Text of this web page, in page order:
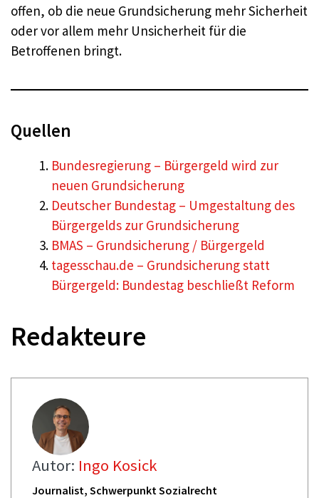
offen, ob die neue Grundsicherung mehr Sicherheit
oder vor allem mehr Unsicherheit für die
Betroffenen bringt.
Quellen
Bundesregierung – Bürgergeld wird zur
neuen Grundsicherung
Deutscher Bundestag – Umgestaltung des
Bürgergelds zur Grundsicherung
BMAS – Grundsicherung / Bürgergeld
tagesschau.de – Grundsicherung statt
Bürgergeld: Bundestag beschließt Reform
Redakteure
Autor: Ingo Kosick
Journalist, Schwerpunkt Sozialrecht